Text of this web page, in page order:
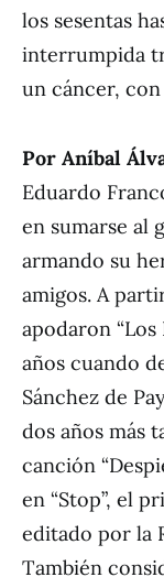
los sesentas
interrumpida
un cáncer,
Por Aníbal
Eduardo
en sumarse al
armando su
amigos. A
apodaron “Los
años cuando
Sánchez de
dos años más
canción
en “Stop”, el
editado por la
También